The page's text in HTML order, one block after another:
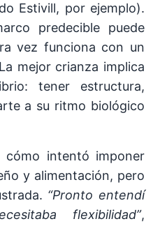
Estivill, por ejemplo).
predecible puede
vez funciona con un
mejor crianza implica
tener estructura,
a su ritmo biológico
cómo intentó imponer
y alimentación, pero
“Pronto entendí
flexibilidad”,